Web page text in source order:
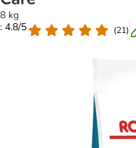
8 kg
: 4.8/5
(21)